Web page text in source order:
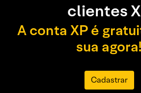
clientes
A conta XP é
sua agora!
Cadastrar